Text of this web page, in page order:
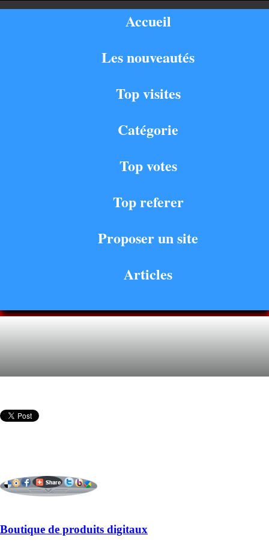
Accueil
Les nouveautés
Top visites
Catégorie
Top votes
Top referer
Proposer un site
Articles
Boutique de produits digitaux